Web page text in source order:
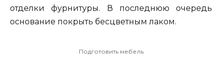
отделки фурнитуры. В последнюю очередь
основание покрыть бесцветным лаком.
Подготовить мебель